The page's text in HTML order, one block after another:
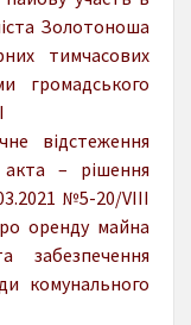
Золотоноша
тимчасових
громадського
відстеження
акта – рішення
№5-20/VIII
оренду майна
забезпечення
комунального